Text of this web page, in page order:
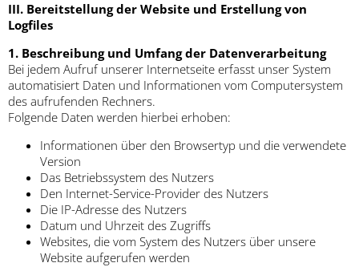
III. Bereitstellung der Website und Erstellung von
Logfiles
1. Beschreibung und Umfang der Datenverarbeitung
Bei jedem Aufruf unserer Internetseite erfasst unser System
automatisiert Daten und Informationen vom Computersystem
des aufrufenden Rechners.
Folgende Daten werden hierbei erhoben:
Informationen über den Browsertyp und die verwendete
Version
Das Betriebssystem des Nutzers
Den Internet-Service-Provider des Nutzers
Die IP-Adresse des Nutzers
Datum und Uhrzeit des Zugriffs
Websites, die vom System des Nutzers über unsere
Website aufgerufen werden